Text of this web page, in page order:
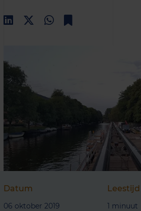
Datum
06 oktober 2019
Leestijd
1 minuut